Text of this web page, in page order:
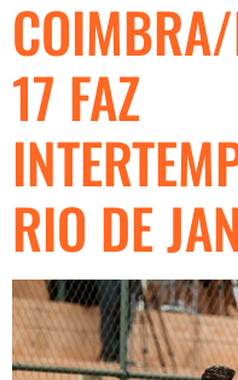
17 FAZ
RIO DE